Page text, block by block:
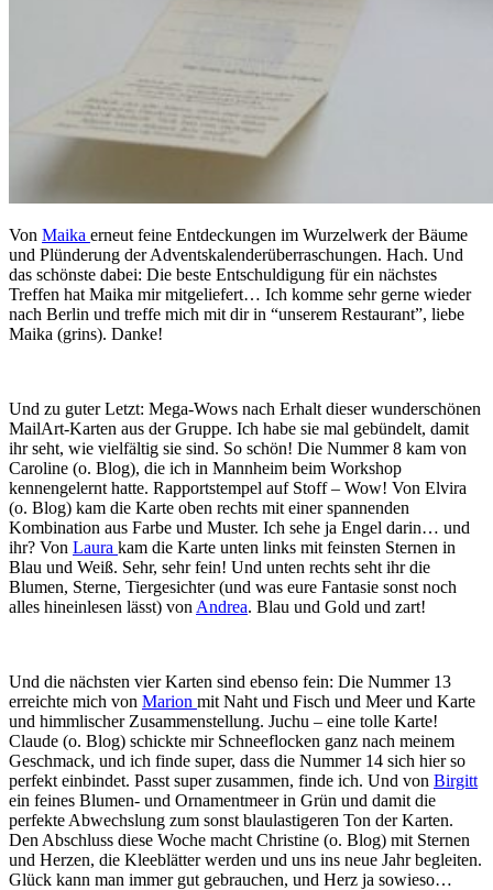
Von Maika erneut feine Entdeckungen im Wurzelwerk der Bäume
und Plünderung der Adventskalenderüberraschungen. Hach. Und
das schönste dabei: Die beste Entschuldigung für ein nächstes
Treffen hat Maika mir mitgeliefert… Ich komme sehr gerne wieder
nach Berlin und treffe mich mit dir in “unserem Restaurant”, liebe
Maika (grins). Danke!
Und zu guter Letzt: Mega-Wows nach Erhalt dieser wunderschönen
MailArt-Karten aus der Gruppe. Ich habe sie mal gebündelt, damit
ihr seht, wie vielfältig sie sind. So schön! Die Nummer 8 kam von
Caroline (o. Blog), die ich in Mannheim beim Workshop
kennengelernt hatte. Rapportstempel auf Stoff – Wow! Von Elvira
(o. Blog) kam die Karte oben rechts mit einer spannenden
Kombination aus Farbe und Muster. Ich sehe ja Engel darin… und
ihr? Von Laura kam die Karte unten links mit feinsten Sternen in
Blau und Weiß. Sehr, sehr fein! Und unten rechts seht ihr die
Blumen, Sterne, Tiergesichter (und was eure Fantasie sonst noch
alles hineinlesen lässt) von Andrea. Blau und Gold und zart!
Und die nächsten vier Karten sind ebenso fein: Die Nummer 13
erreichte mich von Marion mit Naht und Fisch und Meer und Karte
und himmlischer Zusammenstellung. Juchu – eine tolle Karte!
Claude (o. Blog) schickte mir Schneeflocken ganz nach meinem
Geschmack, und ich finde super, dass die Nummer 14 sich hier so
perfekt einbindet. Passt super zusammen, finde ich. Und von Birgitt
ein feines Blumen- und Ornamentmeer in Grün und damit die
perfekte Abwechslung zum sonst blaulastigeren Ton der Karten.
Den Abschluss diese Woche macht Christine (o. Blog) mit Sternen
und Herzen, die Kleeblätter werden und uns ins neue Jahr begleiten.
Glück kann man immer gut gebrauchen, und Herz ja sowieso…